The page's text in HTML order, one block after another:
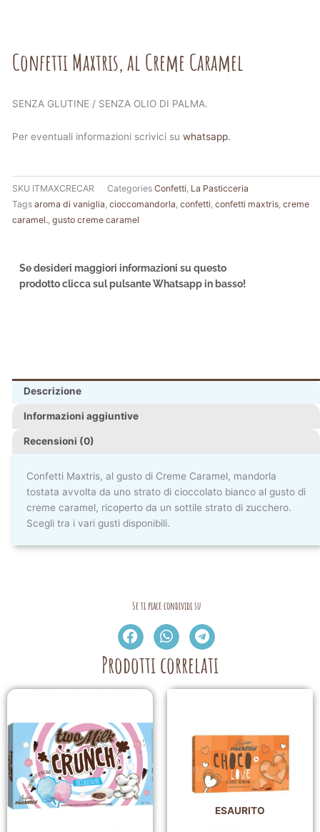
Confetti Maxtris, al Creme Caramel
SENZA GLUTINE / SENZA OLIO DI PALMA.
Per eventuali informazioni scrivici su whatsapp.
SKU ITMAXCRECAR Categories Confetti La Pasticceria
Tags aroma di vaniglia cioccomandorla confetti confetti maxtris creme
caramel. gusto creme caramel
Se desideri maggiori informazioni su questo
prodotto clicca sul pulsante Whatsapp in basso!
Descrizione
Informazioni aggiuntive
Recensioni (0)
Confetti Maxtris, al gusto di Creme Caramel, mandorla
tostata avvolta da uno strato di cioccolato bianco al gusto di
creme caramel, ricoperto da un sottile strato di zucchero.
Scegli tra i vari gusti disponibili.
Se ti piace condividi su
Prodotti correlati
ESAURITO